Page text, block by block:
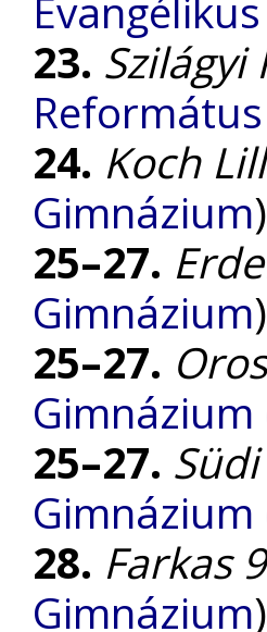
23. Szilágyi
24. Koch
Gimnázium)
25–27.
Gimnázium)
25–27.
25–27.
Gimnázium
28. Farkas
Gimnázium)